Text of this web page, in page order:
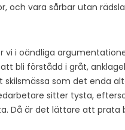
och vara sårbar utan
i oändliga
bli förstådd i gråt,
skilsmässa som det enda
sitter tysta,
är det lättare att prata